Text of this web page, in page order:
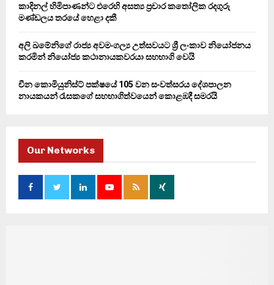
කාදිනල් හිමිපාණන්ට එරෙහි අසත්‍ය ප්‍රචාර කතෝලික රදගුරු
මණ්ඩලය තරයේ හෙළා දකී
අලි ඛමේනිගේ රාජ්‍ය අවමංගල්‍ය උත්සවයට ශ්‍රී ලංකාව නියෝජනය
කරමින් නියෝජ්‍ය කථානායකවරයා සහභාගි වෙයි
චීන කොමියුනිස්ට් පක්ෂයේ 105 වන සංවත්සරය දේශපාලන
නායකයන් රැසකගේ සහභාගිත්වයෙන් කොළඹදී සමරයි
Our Networks